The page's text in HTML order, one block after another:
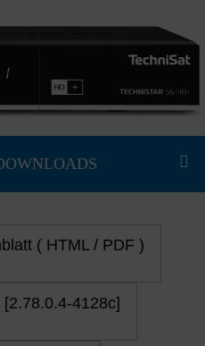
( HTML / PDF )
4128c]